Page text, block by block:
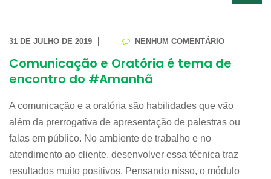
31 DE JULHO DE 2019 NENHUM COMENTÁRIO
Comunicação e Oratória é tema de
encontro do #Amanhã
A comunicação e a oratória são habilidades que vão
além da prerrogativa de apresentação de palestras ou
falas em público. No ambiente de trabalho e no
atendimento ao cliente, desenvolver essa técnica traz
resultados muito positivos. Pensando nisso, o módulo